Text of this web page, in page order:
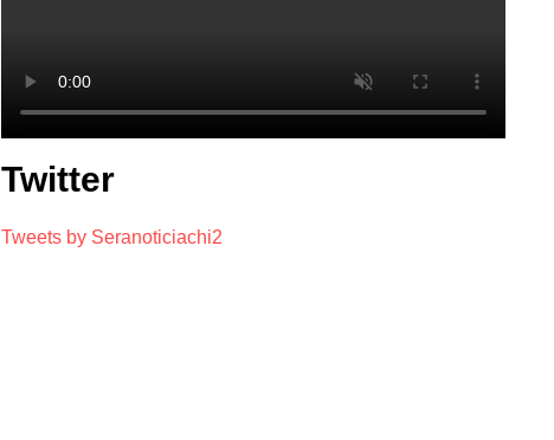
Twitter
Tweets by Seranoticiachi2